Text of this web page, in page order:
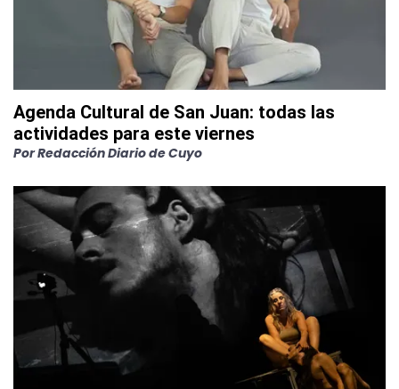
Agenda Cultural de San Juan: todas las
actividades para este viernes
PorRedacción Diario de Cuyo